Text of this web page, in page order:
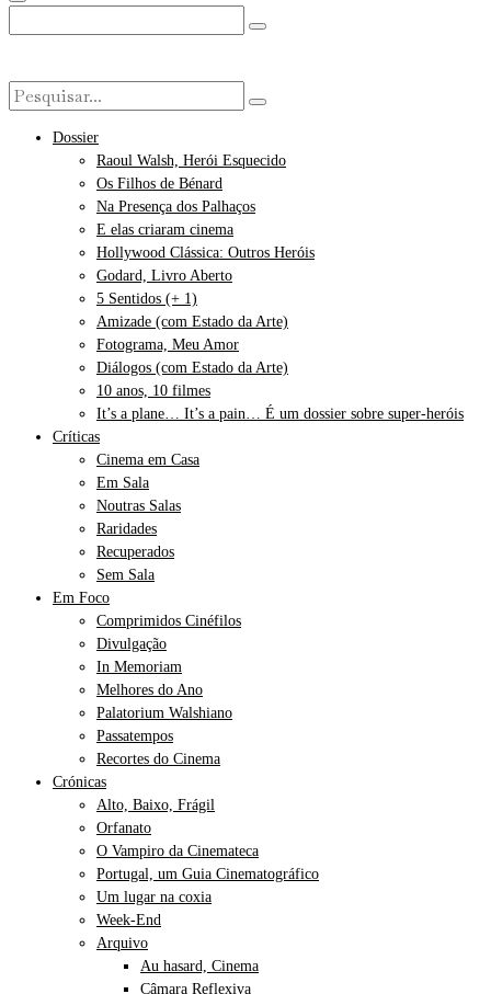
Dossier
Raoul Walsh, Herói Esquecido
Os Filhos de Bénard
Na Presença dos Palhaços
E elas criaram cinema
Hollywood Clássica: Outros Heróis
Godard, Livro Aberto
5 Sentidos (+ 1)
Amizade (com Estado da Arte)
Fotograma, Meu Amor
Diálogos (com Estado da Arte)
10 anos, 10 filmes
It’s a plane… It’s a pain… É um dossier sobre super-heróis
Críticas
Cinema em Casa
Em Sala
Noutras Salas
Raridades
Recuperados
Sem Sala
Em Foco
Comprimidos Cinéfilos
Divulgação
In Memoriam
Melhores do Ano
Palatorium Walshiano
Passatempos
Recortes do Cinema
Crónicas
Alto, Baixo, Frágil
Orfanato
O Vampiro da Cinemateca
Portugal, um Guia Cinematográfico
Um lugar na coxia
Week-End
Arquivo
Au hasard, Cinema
Câmara Reflexiva